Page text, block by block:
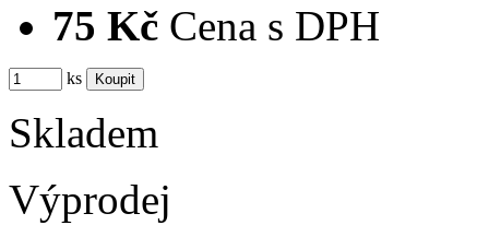
75 Kč Cena s DPH
ks
Skladem
Výprodej